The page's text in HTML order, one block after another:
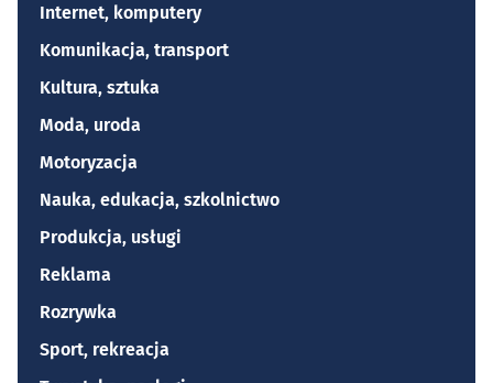
Internet, komputery
Komunikacja, transport
Kultura, sztuka
Moda, uroda
Motoryzacja
Nauka, edukacja, szkolnictwo
Produkcja, usługi
Reklama
Rozrywka
Sport, rekreacja